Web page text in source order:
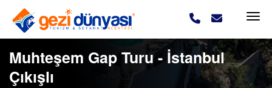
Muhteşem Gap Turu - İstanbul
Çıkışlı